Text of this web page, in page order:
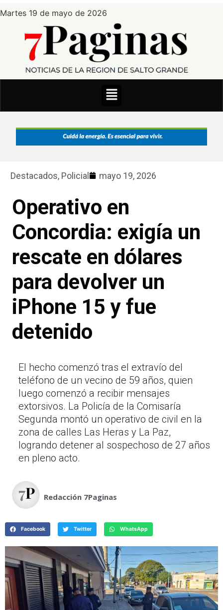
Martes 19 de mayo de 2026
Destacados, Policial mayo 19, 2026
Operativo en
Concordia: exigía un
rescate en dólares
para devolver un
iPhone 15 y fue
detenido
El hecho comenzó tras el extravío del
teléfono de un vecino de 59 años, quien
luego comenzó a recibir mensajes
extorsivos. La Policía de la Comisaría
Segunda montó un operativo de civil en la
zona de calles Las Heras y La Paz,
logrando detener al sospechoso de 27 años
en pleno acto.
Redacción 7Paginas
Facebook Twitter WhatsApp